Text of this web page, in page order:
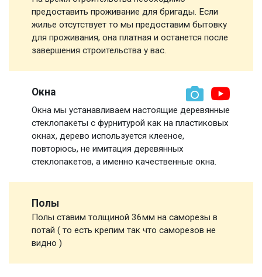
предоставить проживание для бригады. Если
жилье отсутствует то мы предоставим бытовку
для проживания, она платная и останется после
завершения строительства у вас.
Окна
Окна мы устанавливаем настоящие деревянные
стеклопакеты с фурнитурой как на пластиковых
окнах, дерево используется клееное,
повторюсь, не имитация деревянных
стеклопакетов, а именно качественные окна.
Полы
Полы ставим толщиной 36мм на саморезы в
потай ( то есть крепим так что саморезов не
видно )